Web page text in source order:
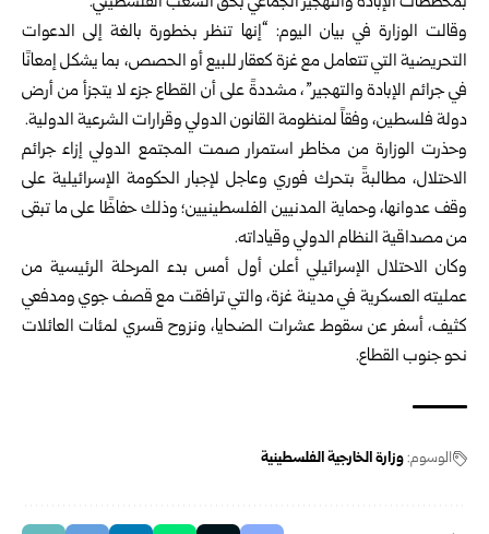
وقالت الوزارة في بيان اليوم: “إنها تنظر بخطورة بالغة إلى الدعوات
التحريضية التي تتعامل مع غزة كعقار للبيع أو الحصص، بما يشكل إمعانًا
في جرائم الإبادة والتهجير”، مشددةً على أن القطاع جزء لا يتجزأ من أرض
دولة فلسطين، وفقاً لمنظومة القانون الدولي وقرارات الشرعية الدولية.
وحذرت الوزارة من مخاطر استمرار صمت المجتمع الدولي إزاء جرائم
الاحتلال، مطالبةً بتحرك فوري وعاجل لإجبار الحكومة الإسرائيلية على
وقف عدوانها، وحماية المدنيين الفلسطينيين؛ وذلك حفاظًا على ما تبقى
من مصداقية النظام الدولي وقياداته.
وكان الاحتلال الإسرائيلي أعلن أول أمس بدء المرحلة الرئيسية من
عمليته العسكرية في مدينة غزة، والتي ترافقت مع قصف جوي ومدفعي
كثيف، أسفر عن سقوط عشرات الضحايا، ونزوح قسري لمئات العائلات
نحو جنوب القطاع.
الوسوم:وزارة الخارجية الفلسطينية